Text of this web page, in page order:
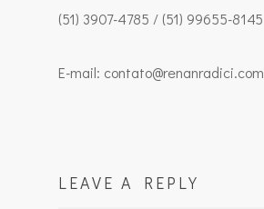
(51) 3907-4785 / (51) 99655-8145
E-mail: contato@renanradici.com
LEAVE A REPLY